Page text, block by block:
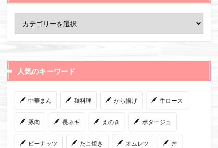
人気のキーワード
中華まん 麺料理 から揚げ 牛ロース
豚肉 長ネギ えのき ポタージュ
ピーナッツ たこ焼き オムレツ 丼